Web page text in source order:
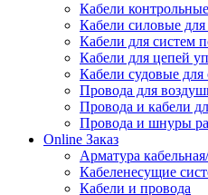
Кабели
Кабели силовые
Кабели для систем
Кабели для цепей
Кабели судовые
Провода для
Провода и кабели
Провода и шнуры
Online Заказ
Арматура
Кабеленесущие
Кабели и провода